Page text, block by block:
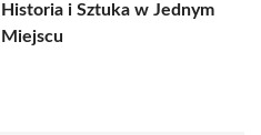
Historia i Sztuka w Jednym
Miejscu